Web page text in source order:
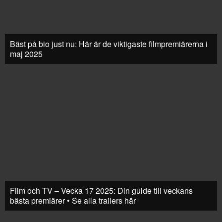
Bäst på bio just nu: Här är de viktigaste filmpremiärerna i
maj 2025
Film och TV – Vecka 17 2025: Din guide till veckans
bästa premiärer • Se alla trailers här